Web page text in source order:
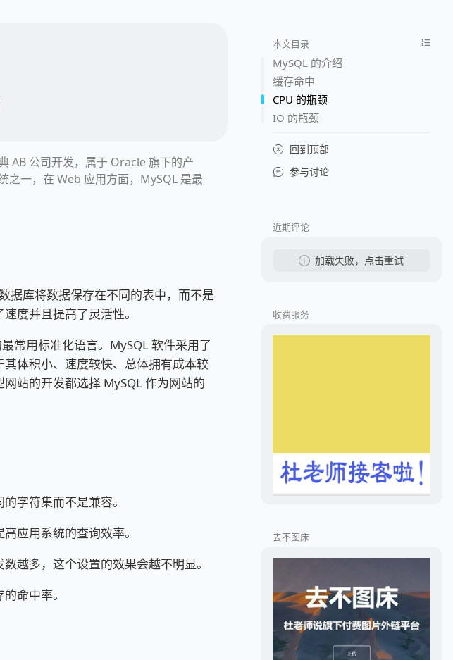
AB 公司开发，属于 Oracle 旗下的产
之一，在 Web 应用方面，MySQL 是最
据库将数据保存在不同的表中，而不是
度并且提高了灵活性。
常用标准化语言。MySQL 软件采用了
体积小、速度较快、总体拥有成本较
站的开发都选择 MySQL 作为网站的
字符集而不是兼容。
应用系统的查询效率。
越多，这个设置的效果会越不明显。
命中率。
本文目录
MySQL 的介绍
缓存命中
CPU 的瓶颈
IO 的瓶颈
回到顶部
参与讨论
近期评论
加载失败，点击重试
收费服务
去不图床